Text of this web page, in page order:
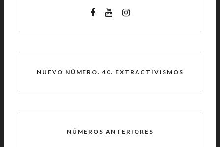
NUEVO NÚMERO. 40. EXTRACTIVISMOS
NÚMEROS ANTERIORES